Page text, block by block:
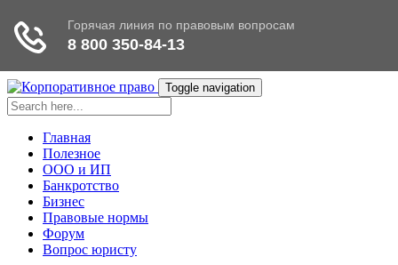
Toggle navigation
Главная
Полезное
ООО и ИП
Банкротство
Бизнес
Правовые нормы
Форум
Вопрос юристу